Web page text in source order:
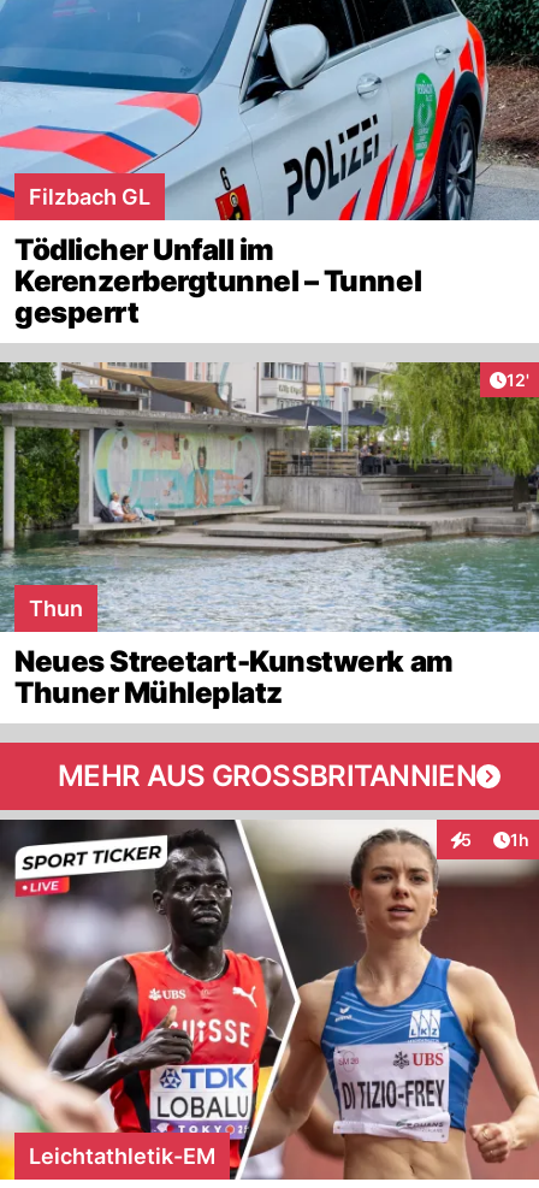
Filzbach GL
Tödlicher Unfall im
Kerenzerbergtunnel – Tunnel
gesperrt
12'
Thun
Neues Streetart-Kunstwerk am
Thuner Mühleplatz
MEHR AUS GROSSBRITANNIEN
5 1h
Leichtathletik-EM